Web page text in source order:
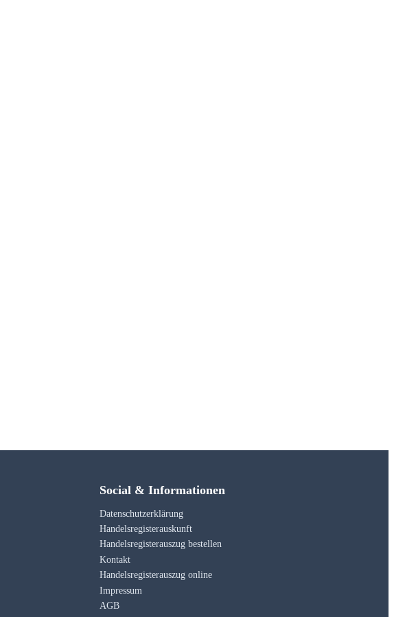
Social & Informationen
Datenschutzerklärung
Handelsregisterauskunft
Handelsregisterauszug bestellen
Kontakt
Handelsregisterauszug online
Impressum
AGB